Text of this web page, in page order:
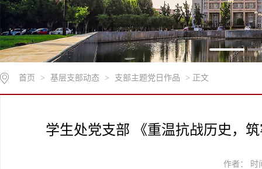
首页 > 基层支部动态 > 支部主题党日作品 > 正文
学生处党支部 《重温抗战历史，
作者： 时